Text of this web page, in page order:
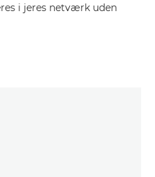
i jeres netværk uden